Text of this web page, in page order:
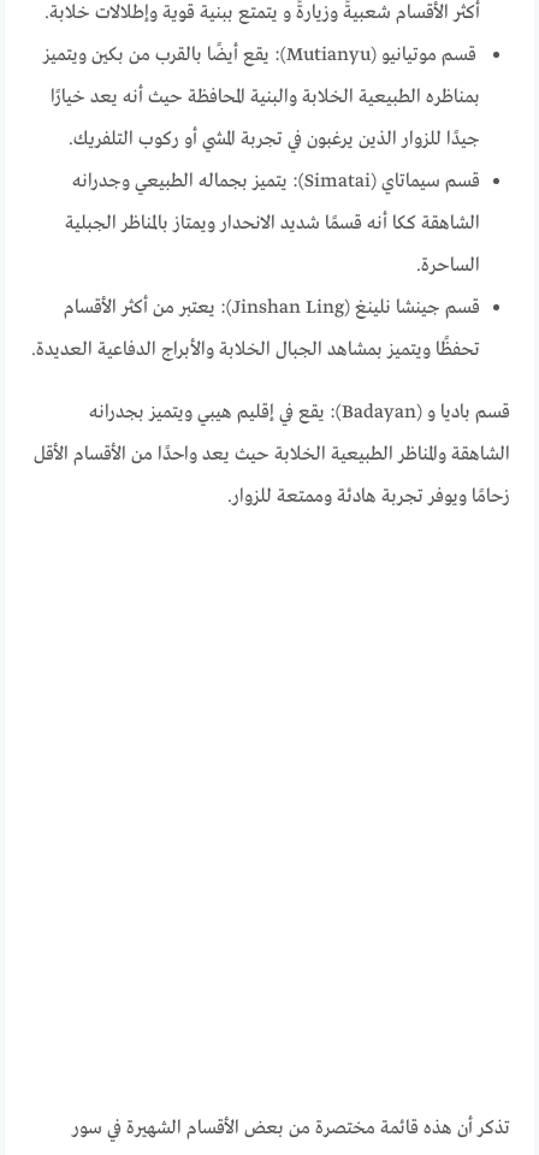
أكثر الأقسام شعبيةً وزيارةً و يتمتع ببنية قوية وإطلالات خلابة.
قسم موتيانيو (Mutianyu): يقع أيضًا بالقرب من بكين ويتميز
بمناظره الطبيعية الخلابة والبنية المحافظة حيث أنه يعد خيارًا
جيدًا للزوار الذين يرغبون في تجربة المشي أو ركوب التلفريك.
قسم سيماتاي (Simatai): يتميز بجماله الطبيعي وجدرانه
الشاهقة ككا أنه قسمًا شديد الانحدار ويمتاز بالمناظر الجبلية
الساحرة.
قسم جينشا نلينغ (Jinshan Ling): يعتبر من أكثر الأقسام
تحفظًا ويتميز بمشاهد الجبال الخلابة والأبراج الدفاعية العديدة.
قسم باديا و (Badayan): يقع في إقليم هيبي ويتميز بجدرانه
الشاهقة والمناظر الطبيعية الخلابة حيث يعد واحدًا من الأقسام الأقل
زحامًا ويوفر تجربة هادئة وممتعة للزوار.
تذكر أن هذه قائمة مختصرة من بعض الأقسام الشهيرة في سور